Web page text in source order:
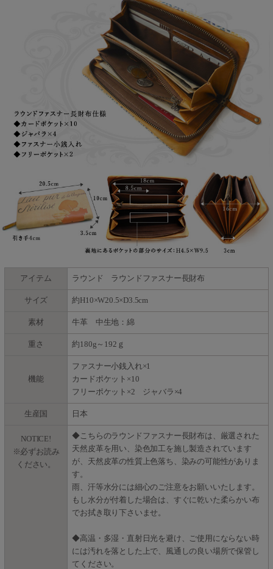
アイテム ラウンド ラウンドファスナー長財布
サイズ 約H10×W20.5×D3.5cm
素材 牛革 中生地：綿
重さ 約180g～192ｇ
機能
ファスナー小銭入れ×1
カードポケット×10
フリーポケット×2 ジャバラ×4
生産国 日本
NOTICE!
※必ずお読み
ください。
◆こちらのラウンドファスナー長財布は、厳選された
天然皮革を用い、染色加工を施し製造されています
が、天然皮革の性質上色落ち、染みの可能性がありま
す。
雨、汗等水分には細心のご注意をお願いいたします。
もし水分が付着した場合は、すぐに乾いた柔らかい布
でお拭き取り下さいませ。
◆高温・多湿・直射日光を避け、ご使用にならない時
には汚れを落とした上で、風通しの良い場所で保管し
てください。